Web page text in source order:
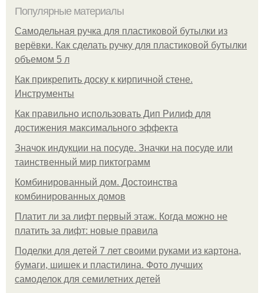
Популярные материалы
Самодельная ручка для пластиковой бутылки из
верёвки. Как сделать ручку для пластиковой бутылки
объемом 5 л
Как прикрепить доску к кирпичной стене.
Инструменты
Как правильно использовать Дип Рилиф для
достижения максимального эффекта
Значок индукции на посуде. Значки на посуде или
таинственный мир пиктограмм
Комбинированный дом. Достоинства
комбинированных домов
Платит ли за лифт первый этаж. Когда можно не
платить за лифт: новые правила
Поделки для детей 7 лет своими руками из картона,
бумаги, шишек и пластилина. Фото лучших
самоделок для семилетних детей